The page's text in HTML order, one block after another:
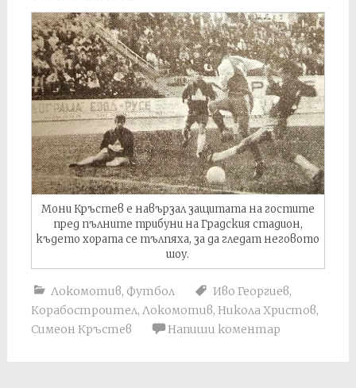
Мони Кръстев е навързал защитата на гостите
пред пълните трибуни на Градския стадион,
където хората се тълпяха, за да гледат неговото
шоу.
Локомотив, Футбол Иво Георгиев,
Корабостроител, Локомотив, Никола Христов,
Симеон Кръстев
Напиши коментар